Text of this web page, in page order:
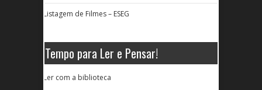
Listagem de Filmes – ESEG
Tempo para Ler e Pensar!
Ler com a biblioteca